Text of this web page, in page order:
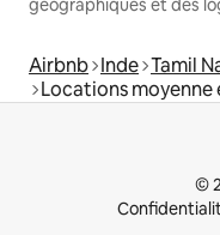
géographiques et des
Airbnb Inde Tamil
Locations
©